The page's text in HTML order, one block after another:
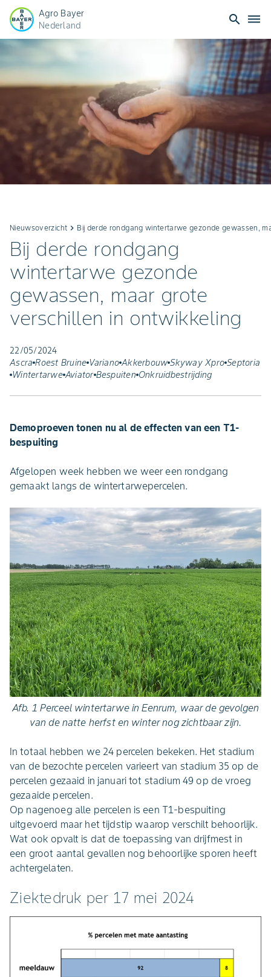
Agro Bayer
Nederland
search dehaze
Nieuwsoverzicht keyboard_arrow_right Bij derde rondgang wintertarwe gezonde gewassen,
Bij derde rondgang
wintertarwe gezonde
gewassen, maar grote
verschillen in ontwikkeling
22/05/2024
Ascra Roest Bruine Variano Akkerbouw Skyway Xpro Septoria
Wintertarwe Aviator Bespuiten Onkruidbestrijding
Demoproeven tonen nu al de effecten van een T1-
bespuiting
Afgelopen week hebben we weer een rondgang
gemaakt langs de wintertarwepercelen.
Afb. 1 Perceel wintertarwe in Eenrum, waar de gevolgen
van de natte herfst en winter nog zichtbaar zijn.
In totaal hebben we 24 percelen bekeken. Het stadium
van de bezochte percelen varieert van stadium 35 op de
percelen gezaaid in januari tot stadium 49 op de vroeg
gezaaide percelen.
Op nagenoeg alle percelen is een T1-bespuiting
uitgevoerd maar het tijdstip waarop verschilt behoorlijk.
Wat ook opvalt is dat de toepassing van drijfmest in
een groot aantal gevallen nog behoorlijke sporen heeft
achtergelaten.
Ziektedruk per 17 mei 2024